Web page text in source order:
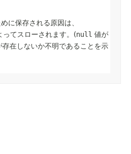
に保存される原因は、
てスローされます。(null 値が
在しないか不明であることを示